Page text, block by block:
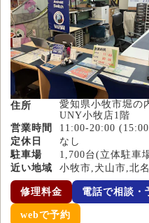
住所
愛知県小牧市堀の
UNY小牧店1階
営業時間
11:00-20:00
定休日
なし
駐車場
1,700台(立体駐車
近い地域
小牧市,犬山市,北
修理料金 電話で相談・
webで予約